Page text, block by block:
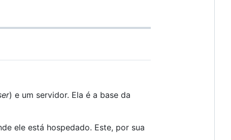
) e um servidor. Ela é a base da
ele está hospedado. Este, por sua